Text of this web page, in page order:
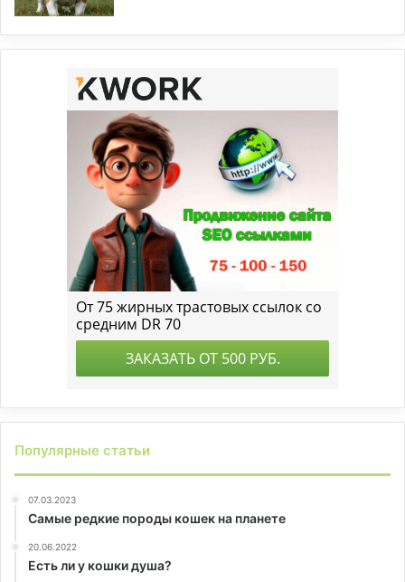
Популярные статьи
07.03.2023
Самые редкие породы кошек на планете
20.06.2022
Есть ли у кошки душа?